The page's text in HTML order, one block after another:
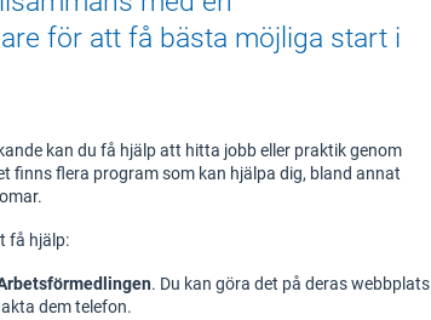
för att få bästa möjliga start i
kan du få hjälp att hitta jobb eller praktik genom
finns flera program som kan hjälpa dig, bland annat
få hjälp:
. Du kan göra det på deras webbplats
dem telefon.